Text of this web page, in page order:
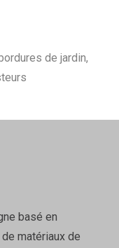
de jardin,
basé en
matériaux de